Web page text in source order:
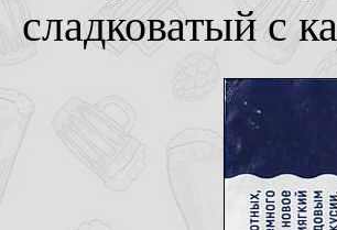
сладковатый с